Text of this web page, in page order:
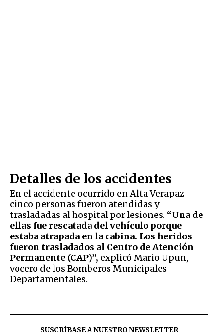
Detalles de los accidentes
En el accidente ocurrido en Alta Verapaz
cinco personas fueron atendidas y
trasladadas al hospital por lesiones. “Una de
ellas fue rescatada del vehículo porque
estaba atrapada en la cabina. Los heridos
fueron trasladados al Centro de Atención
Permanente (CAP)”, explicó Mario Upun,
vocero de los Bomberos Municipales
Departamentales.
SUSCRÍBASE A NUESTRO NEWSLETTER